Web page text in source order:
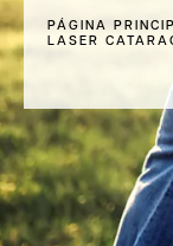
PÁGINA
LASER